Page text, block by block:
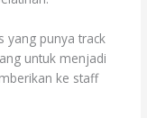
yang punya track
untuk menjadi
ke staff